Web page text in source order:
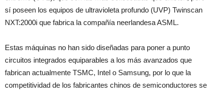
sí poseen los equipos de ultravioleta profundo (UVP) Twinscan
NXT:2000i que fabrica la compañía neerlandesa ASML.
Estas máquinas no han sido diseñadas para poner a punto
circuitos integrados equiparables a los más avanzados que
fabrican actualmente TSMC, Intel o Samsung, por lo que la
competitividad de los fabricantes chinos de semiconductores se